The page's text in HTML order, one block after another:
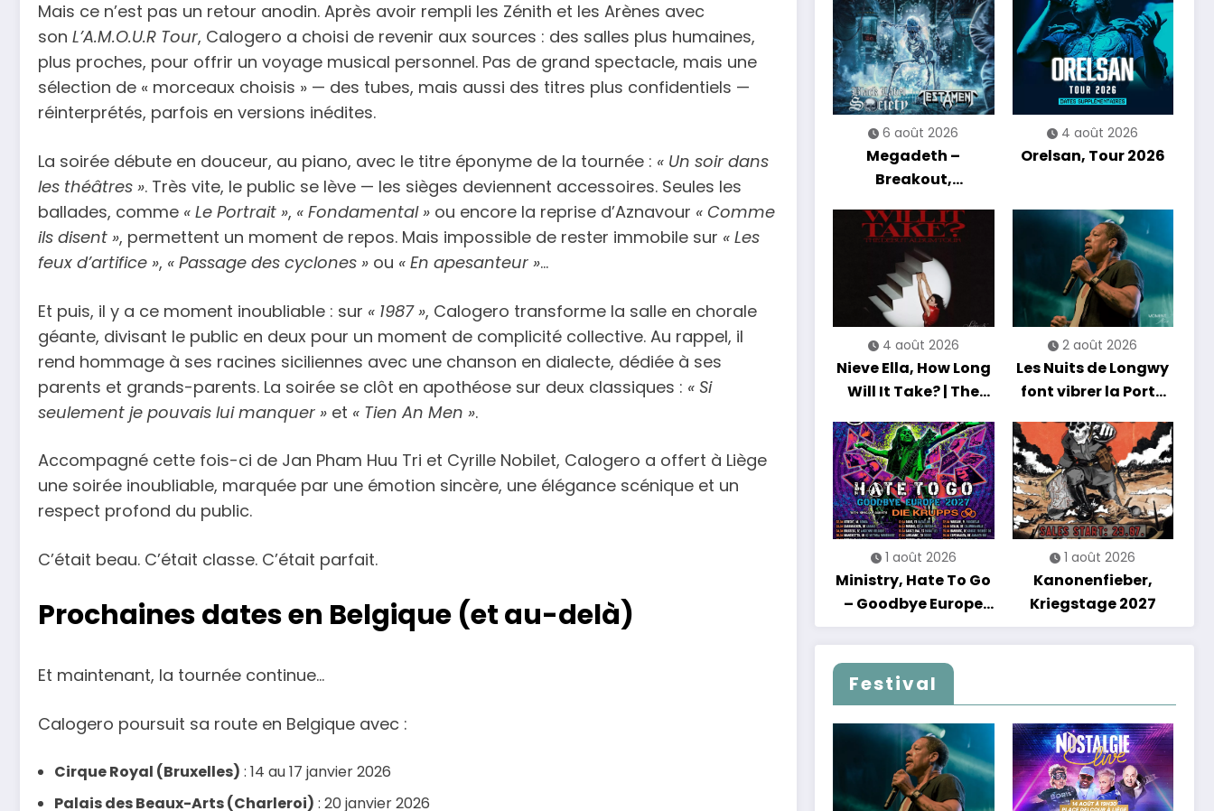
Mais ce n’est pas un retour anodin. Après avoir rempli les Zénith et les Arènes avec
son L’A.M.O.U.R Tour, Calogero a choisi de revenir aux sources : des salles plus humaines,
plus proches, pour offrir un voyage musical personnel. Pas de grand spectacle, mais une
sélection de « morceaux choisis » — des tubes, mais aussi des titres plus confidentiels —
réinterprétés, parfois en versions inédites.
La soirée débute en douceur, au piano, avec le titre éponyme de la tournée : « Un soir dans
les théâtres ». Très vite, le public se lève — les sièges deviennent accessoires. Seules les
ballades, comme « Le Portrait », « Fondamental » ou encore la reprise d’Aznavour « Comme
ils disent », permettent un moment de repos. Mais impossible de rester immobile sur « Les
feux d’artifice », « Passage des cyclones » ou « En apesanteur »…
Et puis, il y a ce moment inoubliable : sur « 1987 », Calogero transforme la salle en chorale
géante, divisant le public en deux pour un moment de complicité collective. Au rappel, il
rend hommage à ses racines siciliennes avec une chanson en dialecte, dédiée à ses
parents et grands-parents. La soirée se clôt en apothéose sur deux classiques : « Si
seulement je pouvais lui manquer » et « Tien An Men ».
Accompagné cette fois-ci de Jan Pham Huu Tri et Cyrille Nobilet, Calogero a offert à Liège
une soirée inoubliable, marquée par une émotion sincère, une élégance scénique et un
respect profond du public.
C’était beau. C’était classe. C’était parfait.
Prochaines dates en Belgique (et au-delà)
Et maintenant, la tournée continue…
Calogero poursuit sa route en Belgique avec :
Cirque Royal (Bruxelles) : 14 au 17 janvier 2026
Palais des Beaux-Arts (Charleroi) : 20 janvier 2026
6 août 2026
Megadeth –
Breakout,
Nations Europe Tour
2027
4 août 2026
Orelsan, Tour 2026
4 août 2026
Nieve Ella, How Long
Will It Take? | The
2 août 2026
Les Nuits de Longwy
font vibrer la Porte
soirée entre
découvertes et
énergie reggae
1 août 2026
Ministry, Hate To Go
– Goodbye Europe
2027
1 août 2026
Kanonenfieber,
Kriegstage 2027
Festival